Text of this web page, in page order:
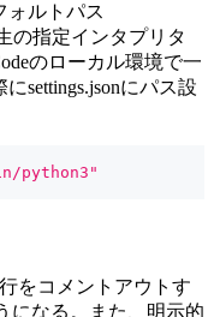
ォルトパス
の指定インタプリタ
のローカル環境で一
settings.jsonにパス設
python3"
行をコメントアウトす
になる。また、明示的